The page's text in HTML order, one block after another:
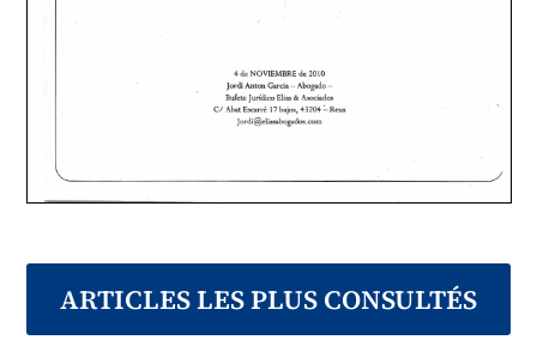
ARTICLES LES PLUS CONSULTÉS